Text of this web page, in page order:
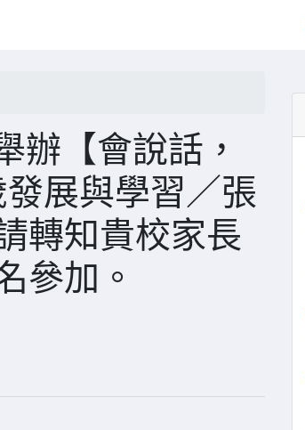
辦【會說話，
展與學習／張
轉知貴校家長
參加。